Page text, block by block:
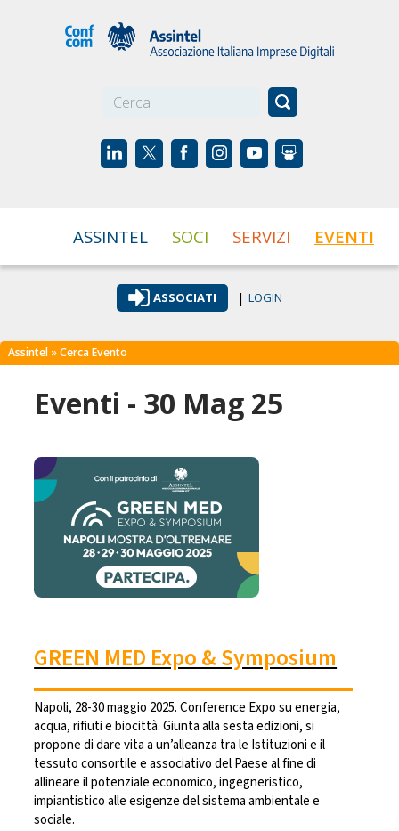
ASSINTEL SOCI SERVIZI EVENTI
ASSOCIATI | LOGIN
Assintel » Cerca Evento
Eventi - 30 Mag 25
GREEN MED Expo & Symposium
Napoli, 28-30 maggio 2025. Conference Expo su energia,
acqua, rifiuti e biocittà. Giunta alla sesta edizioni, si
propone di dare vita a un’alleanza tra le Istituzioni e il
tessuto consortile e associativo del Paese al fine di
allineare il potenziale economico, ingegneristico,
impiantistico alle esigenze del sistema ambientale e
sociale.